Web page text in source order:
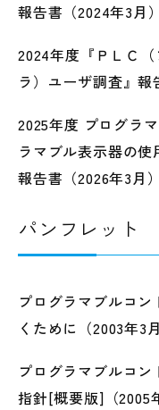
報告書（2024年3月）
2024年度『ＰＬＣ
ラ）ユーザ調査』報
2025年度 プログラ
ラマブル表示器の使
報告書（2026年3月）
パンフレット
プログラマブルコ
くために（2003年3月
プログラマブルコ
指針[概要版]（2005